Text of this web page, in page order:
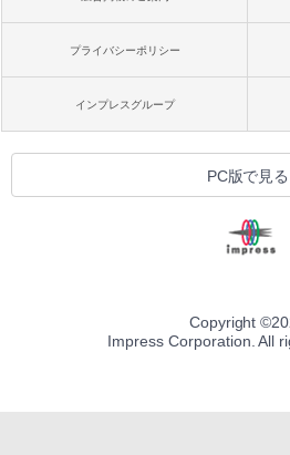
プライバシーポリシー
インプレスグループ
PC版で見る
Copyright ©
Impress Corporation. All